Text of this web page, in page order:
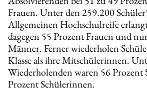
Frauen. Unter den 259.200
Allgemeinen Hochschulreife
dagegen 55 Prozent Frauen und
Männer. Ferner wiederholen
Klasse als ihre Mitschülerinnen.
Wiederholenden waren 56 Prozent
Prozent Schülerinnen.